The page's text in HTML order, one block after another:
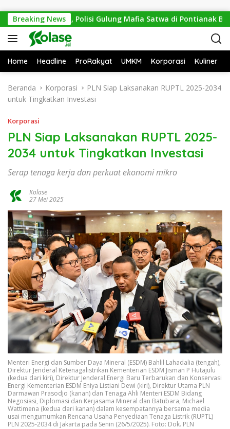
Breaking News
Sesat, Polisi Gulung Mafia Satwa di Pontianak Bersama
Home Headline ProRakyat UMKM Korporasi Kuliner
Beranda Korporasi
PLN Siap Laksanakan RUPTL 2025-2034
untuk Tingkatkan Investasi
Korporasi
PLN Siap Laksanakan RUPTL 2025-
2034 untuk Tingkatkan Investasi
Serap tenaga kerja dan perkuat ekonomi mikro
Kolase
27 Mei 2025
Menteri Energi dan Sumber Daya Mineral (ESDM) Bahlil Lahadalia (tengah),
Direktur Jenderal Ketenagalistrikan Kementerian ESDM Jisman P Hutajulu
(kedua dari kiri), Direktur Jenderal Energi Baru Terbarukan dan Konservasi
Energi Kementerian ESDM Eniya Listiani Dewi (kiri), Direktur Utama PLN
Darmawan Prasodjo (kanan) dan Tenaga Ahli Menteri ESDM Bidang
Negosiasi, Diplomasi dan Kerjasama Mineral dan Batubara, Michael
Wattimena (kedua dari kanan) dalam kesempatannya bersama media
usai mengumumkan Rencana Usaha Penyediaan Tenaga Listrik (RUPTL)
PLN 2025-2034 di Jakarta pada Senin (26/5/2025). Foto: Dok. PLN